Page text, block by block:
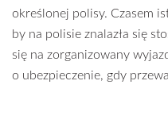
określonej polisy. Czasem
by na polisie znalazła się
się na zorganizowany
o ubezpieczenie, gdy